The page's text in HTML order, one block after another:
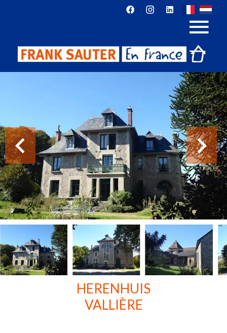
HERENHUIS
VALLIÈRE